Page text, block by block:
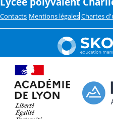
Contacts Mentions légales Chartes